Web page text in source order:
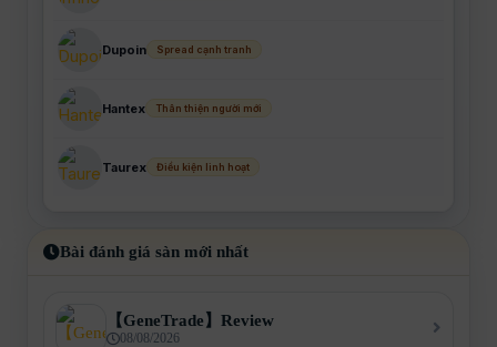
Dupoin Spread cạnh tranh
Hantex Thân thiện người mới
Taurex Điều kiện linh hoạt
Bài đánh giá sàn mới nhất
【GeneTrade】Review
08/08/2026